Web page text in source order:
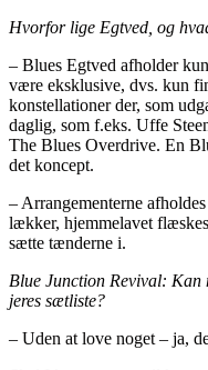
Hvorfor lige Egtved, og
– Blues Egtved afholder
være eksklusive, dvs. kun
konstellationer der, som
daglig, som f.eks. Uffe
The Blues Overdrive. En
det koncept.
– Arrangementerne
lækker, hjemmelavet
sætte tænderne i.
Blue Junction Revival: Kan
jeres sætliste?
– Uden at love noget – ja,